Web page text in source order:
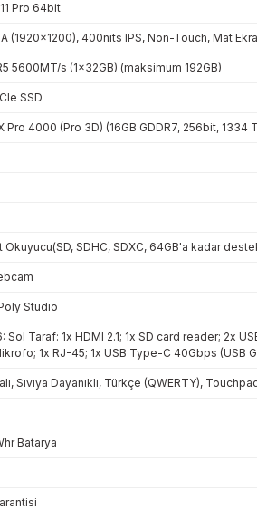
Pro 64bit
(1920x1200), 400nits IPS, Non-Touch, Mat
5600MT/s (1x32GB) (maksimum 192GB)
SSD
Pro 4000 (Pro 3D) (16GB GDDR7, 256bit, 1334
Okuyucu(SD, SDHC, SDXC, 64GB'a kadar
Studio
Sol Taraf: 1x HDMI 2.1; 1x SD card reader; 2x
1x RJ-45; 1x USB Type-C 40Gbps (USB
Sıvıya Dayanıklı, Türkçe (QWERTY),
Batarya